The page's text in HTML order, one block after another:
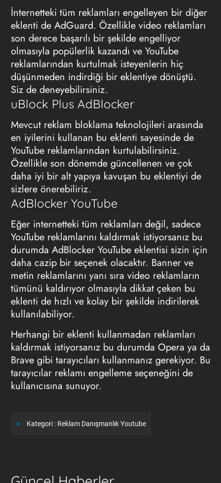
İnternetteki tüm reklamları engelleyen bir diğer
eklenti de AdGuard. Özellikle video reklamları
son derece başarılı bir şekilde engelliyor
olmasıyla popülerlik kazandı ve YouTube
reklamlarından kurtulmak isteyenlerin hiç
düşünmeden indirdiği bir eklentiye dönüştü.
Siz de deneyebilirsiniz.
uBlock Plus AdBlocker
Mevcut reklam bloklama teknolojileri arasında
en iyilerini kullanan bu eklenti sayesinde de
YouTube reklamlarından kurtulabilirsiniz.
Özellikle son dönemde güncellenen ve çok
daha iyi bir alt yapıya kavuşan bu eklentiyi de
sizlere önerebiliriz.
AdBlocker YouTube
Eğer internetteki tüm reklamları değil, sadece
YouTube reklamlarını kaldırmak istiyorsanız bu
durumda AdBlocker YouTube eklentisi sizin için
daha cazip bir seçenek olacaktır. Banner ve
metin reklamlarını yanı sıra video reklamların
tümünü kaldırıyor olmasıyla dikkat çeken bu
eklenti de hızlı ve kolay bir şekilde indirilerek
kullanılabiliyor.
Herhangi bir eklenti kullanmadan reklamları
kaldırmak istiyorsanız bu durumda Opera ya da
Brave gibi tarayıcıları kullanmanız gerekiyor. Bu
tarayıcılar reklamı engelleme seçeneğini de
kullanıcısına sunuyor.
Kategori : Reklam Danışmanlık Youtube